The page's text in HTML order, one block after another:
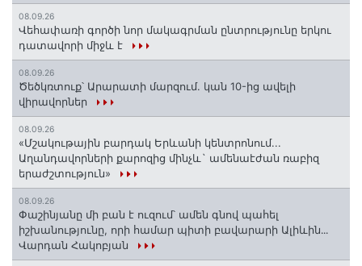
08.09.26
Վեհափառի գործի նոր մակագրման ընտրությունը երկու
դատավորի միջև է
08.09.26
Ծեծկռտուք՝ Արարատի մարզում. կան 10-ից ավելի
վիրավորներ
08.09.26
«Մշակութային բարդակ Երևանի կենտրոնում...
Աղանդավորների քարոզից մինչև` ամենաէժան ռաբիզ
երաժշտություն»
08.09.26
Փաշինյանը մի բան է ուզում՝ ամեն գնով պահել
իշխանությունը, որի համար պիտի բավարարի Ալիևին․․․
Վարդան Հակոբյան